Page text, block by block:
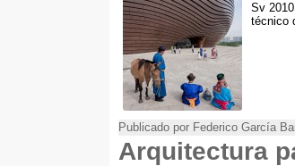
Sv
técnico
Publicado por Federico García
Arquitectura